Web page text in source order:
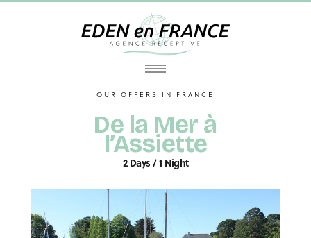
OUR OFFERS IN FRANCE
De la Mer à
l’Assiette
2 Days / 1 Night